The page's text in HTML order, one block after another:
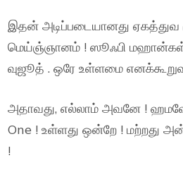
இதன் அடிப்படையானது
மெய்ஞ்ஞானம் ! ஸூஃபி
வுஜூத் . ஒரே உள்ளமை
அதாவது, எல்லாம் அவனே !
One ! உள்ளது ஒன்றே ! மற்றது
!